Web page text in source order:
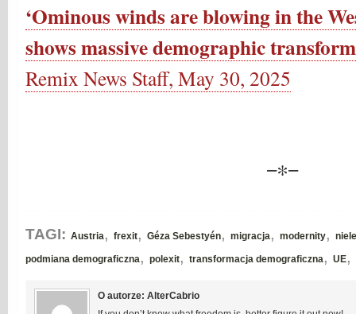
‘Ominous winds are blowing in the
shows massive demographic
Remix News Staff, May 30, 2025
−∗−
TAGI: Austria , frexit, Géza Sebestyén, migracja , modernity,
podmiana demograficzna , polexit, transformacja demograficzna , UE,
O autorze: AlterCabrio